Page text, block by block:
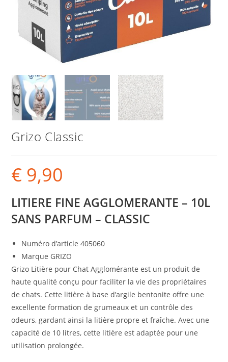
Grizo Classic
€ 9,90
LITIERE FINE AGGLOMERANTE – 10L
SANS PARFUM – CLASSIC
Numéro d’article 405060
Marque GRIZO
Grizo Litière pour Chat Agglomérante est un produit de
haute qualité conçu pour faciliter la vie des propriétaires
de chats. Cette litière à base d’argile bentonite offre une
excellente formation de grumeaux et un contrôle des
odeurs, gardant ainsi la litière propre et fraîche. Avec une
capacité de 10 litres, cette litière est adaptée pour une
utilisation prolongée.